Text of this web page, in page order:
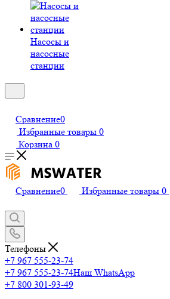
Насосы и
насосные
станции
Сравнение0
Избранные товары 0
Корзина 0
Сравнение0 Избранные товары 0
Телефоны
+7 967 555-23-74
+7 967 555-23-74Наш WhatsApp
+7 800 301-93-49